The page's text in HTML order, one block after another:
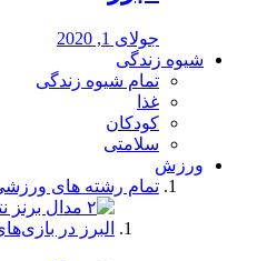
جولای 1, 2020
شیوه زندگی
تمام شیوه زندگی
غذا
کودکان
سلامتی
ورزش
تمام رشته های